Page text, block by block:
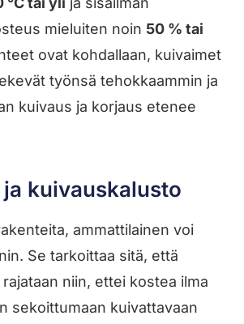
mieluiten noin 50 % tai
ovat kohdallaan, kuivaimet
työnsä tehokkaammin ja
kuivaus ja korjaus etenee
kuivauskalusto
ammattilainen voi
Se tarkoittaa sitä, että
niin, ettei kostea ilma
sekoittumaan kuivattavaan